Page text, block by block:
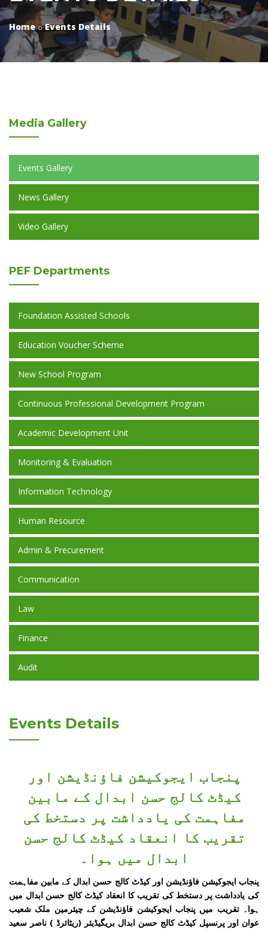
Home Events Details
Media Gallery
Events Gallery
News Gallery
Video Gallery
PEF Departments
Foundation Assisted Schools
Education Voucher Scheme
New School Program
Continuous Professional Development Program
Academic Development Unit
Monitoring & Evaluation
Information Technology
Human Resource
Admin & Precurement
Communication
Law
Finance
Audit
Events Details
پنجاب ایجوکیشن فاؤنڈیشن اور
کیڈٹ کالج حسن ابدال کے مابین
مفاہمت کی یادداشت پر دستخط کی
تقریب کا انعقاد کیڈٹ کالج حسن
ابدال میں ہوا۔
پنجاب ایجوکیشن فاؤنڈیشن اور کیڈٹ کالج حسن ابدال کے مابین مفاہمت
کی یادداشت پر دستخط کی تقریب کا انعقاد کیڈٹ کالج حسن ابدال میں
ہوا۔ تقریب میں پنجاب ایجوکیشن فاؤنڈیشن کے چیئرمین ملک شعیب
عوان اور پرنسپل کیڈٹ کالج حسن ابدال بریگیڈیئر (ریٹائرڈ ) ناصر سعید